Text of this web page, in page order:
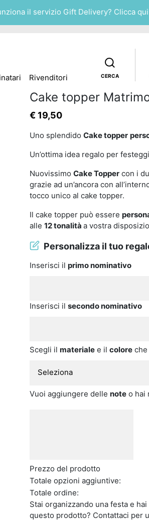
il servizio Gift Delivery? Clicca
Rivenditori CERCA
Cake topper
€ 19,50
Uno splendidoCake topper
Un’ottima idea regalo per
NuovissimoCake Topper con i
grazie ad un’ancora con
tocco unico al cake topper.
Il cake topper può essere
alle12 tonalitàa vostra
Personalizza il tuo
Inserisci ilprimo nominativo
Inserisci ilsecondo nominativo
Scegli ilmateriale e ilcolore
Vuoi aggiungere dellenote o hai
Prezzo del prodotto
Totale opzioni aggiuntive:
Totale ordine:
Stai organizzando una festa e
questo prodotto? Contattaci per